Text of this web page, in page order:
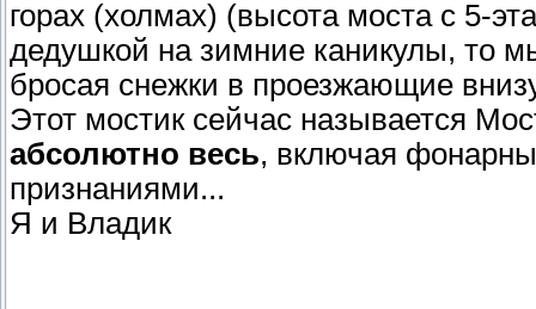
горах (холмах) (высота моста с 5-
дедушкой на зимние каникулы, то
бросая снежки в проезжающие
Этот мостик сейчас называется
абсолютно весь, включая
признаниями...
Я и Владик